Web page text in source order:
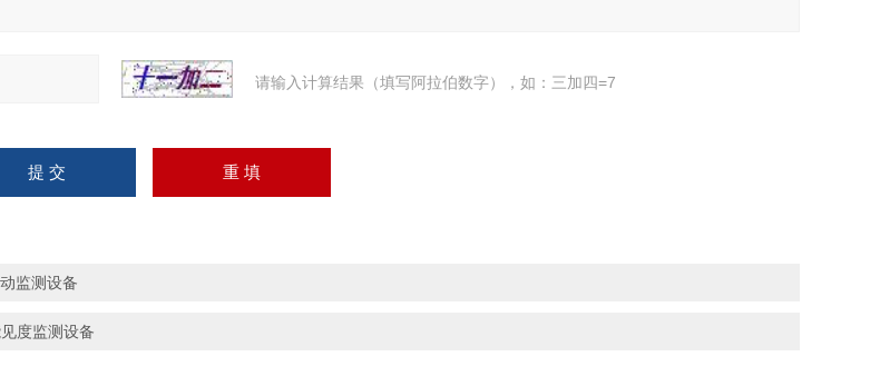
请输入计算结果（填写阿拉伯数字），如：三加四=7
监测设备
度监测设备